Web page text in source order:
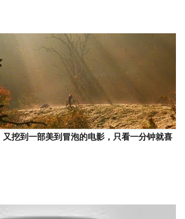
又挖到一部美到冒泡的电影，只看一分钟就喜